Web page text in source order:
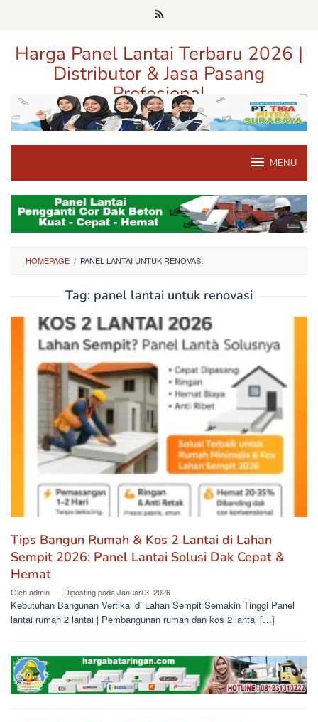
Harga Panel Lantai Terbaru 2026 |
Distributor & Jasa Pasang
Profesional
Pusat Informasi Harga, Distributor, dan Jasa Pasang Panel Lantai
Terpercaya di Jawa Timur
MENU
HOMEPAGE / PANEL LANTAI UNTUK RENOVASI
Tag: panel lantai untuk renovasi
Tips Bangun Rumah & Kos 2 Lantai di Lahan
Sempit 2026: Panel Lantai Solusi Dak Cepat &
Hemat
Olehadmin Diposting padaJanuari 3, 2026
Kebutuhan Bangunan Vertikal di Lahan Sempit Semakin Tinggi Panel
lantai rumah 2 lantai | Pembangunan rumah dan kos 2 lantai […]